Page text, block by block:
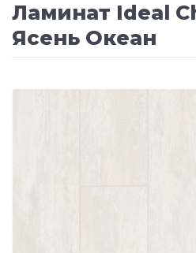
Ламинат Ideal
Ясень Океан